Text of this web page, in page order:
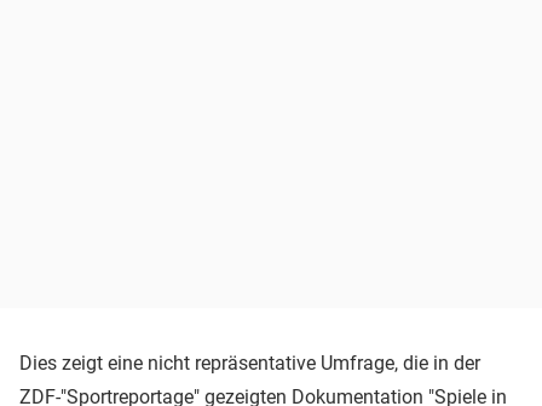
Dies zeigt eine nicht repräsentative Umfrage, die in der
ZDF-"Sportreportage" gezeigten Dokumentation "Spiele in